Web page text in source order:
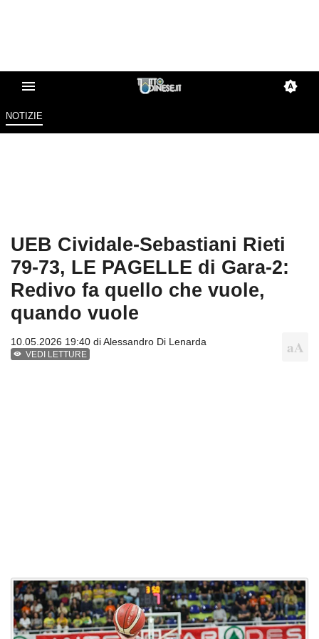
NOTIZIE
UEB Cividale-Sebastiani Rieti
79-73, LE PAGELLE di Gara-2:
Redivo fa quello che vuole,
quando vuole
10.05.2026 19:40 diAlessandro Di Lenarda
VEDI LETTURE